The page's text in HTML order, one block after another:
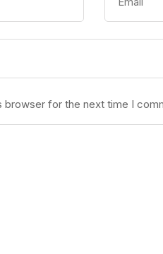
browser for the next time I